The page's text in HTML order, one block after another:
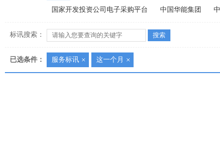
国家开发投资公司电子采购平台 中国华能集团
标讯搜索：
已选条件： 服务标讯 这一个月